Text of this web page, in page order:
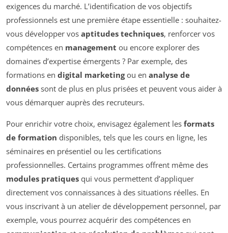
exigences du marché. L’identification de vos objectifs
professionnels est une première étape essentielle : souhaitez-
vous développer vos aptitudes techniques, renforcer vos
compétences en management ou encore explorer des
domaines d’expertise émergents ? Par exemple, des
formations en digital marketingou en analyse de
données sont de plus en plus prisées et peuvent vous aider à
vous démarquer auprès des recruteurs.
Pour enrichir votre choix, envisagez également les formats
de formation disponibles, tels que les cours en ligne, les
séminaires en présentiel ou les certifications
professionnelles. Certains programmes offrent même des
modules pratiques qui vous permettent d’appliquer
directement vos connaissances à des situations réelles. En
vous inscrivant à un atelier de développement personnel, par
exemple, vous pourrez acquérir des compétences en